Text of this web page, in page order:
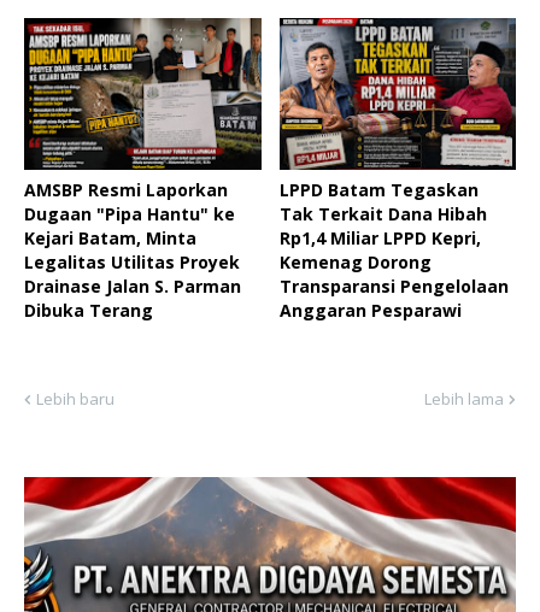
AMSBP Resmi Laporkan
Dugaan "Pipa Hantu" ke
Kejari Batam, Minta
Legalitas Utilitas Proyek
Drainase Jalan S. Parman
Dibuka Terang
LPPD Batam Tegaskan
Tak Terkait Dana Hibah
Rp1,4 Miliar LPPD Kepri,
Kemenag Dorong
Transparansi Pengelolaan
Anggaran Pesparawi
Lebih baru Lebih lama